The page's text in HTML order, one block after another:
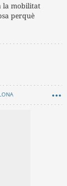
la mobilitat
perquè